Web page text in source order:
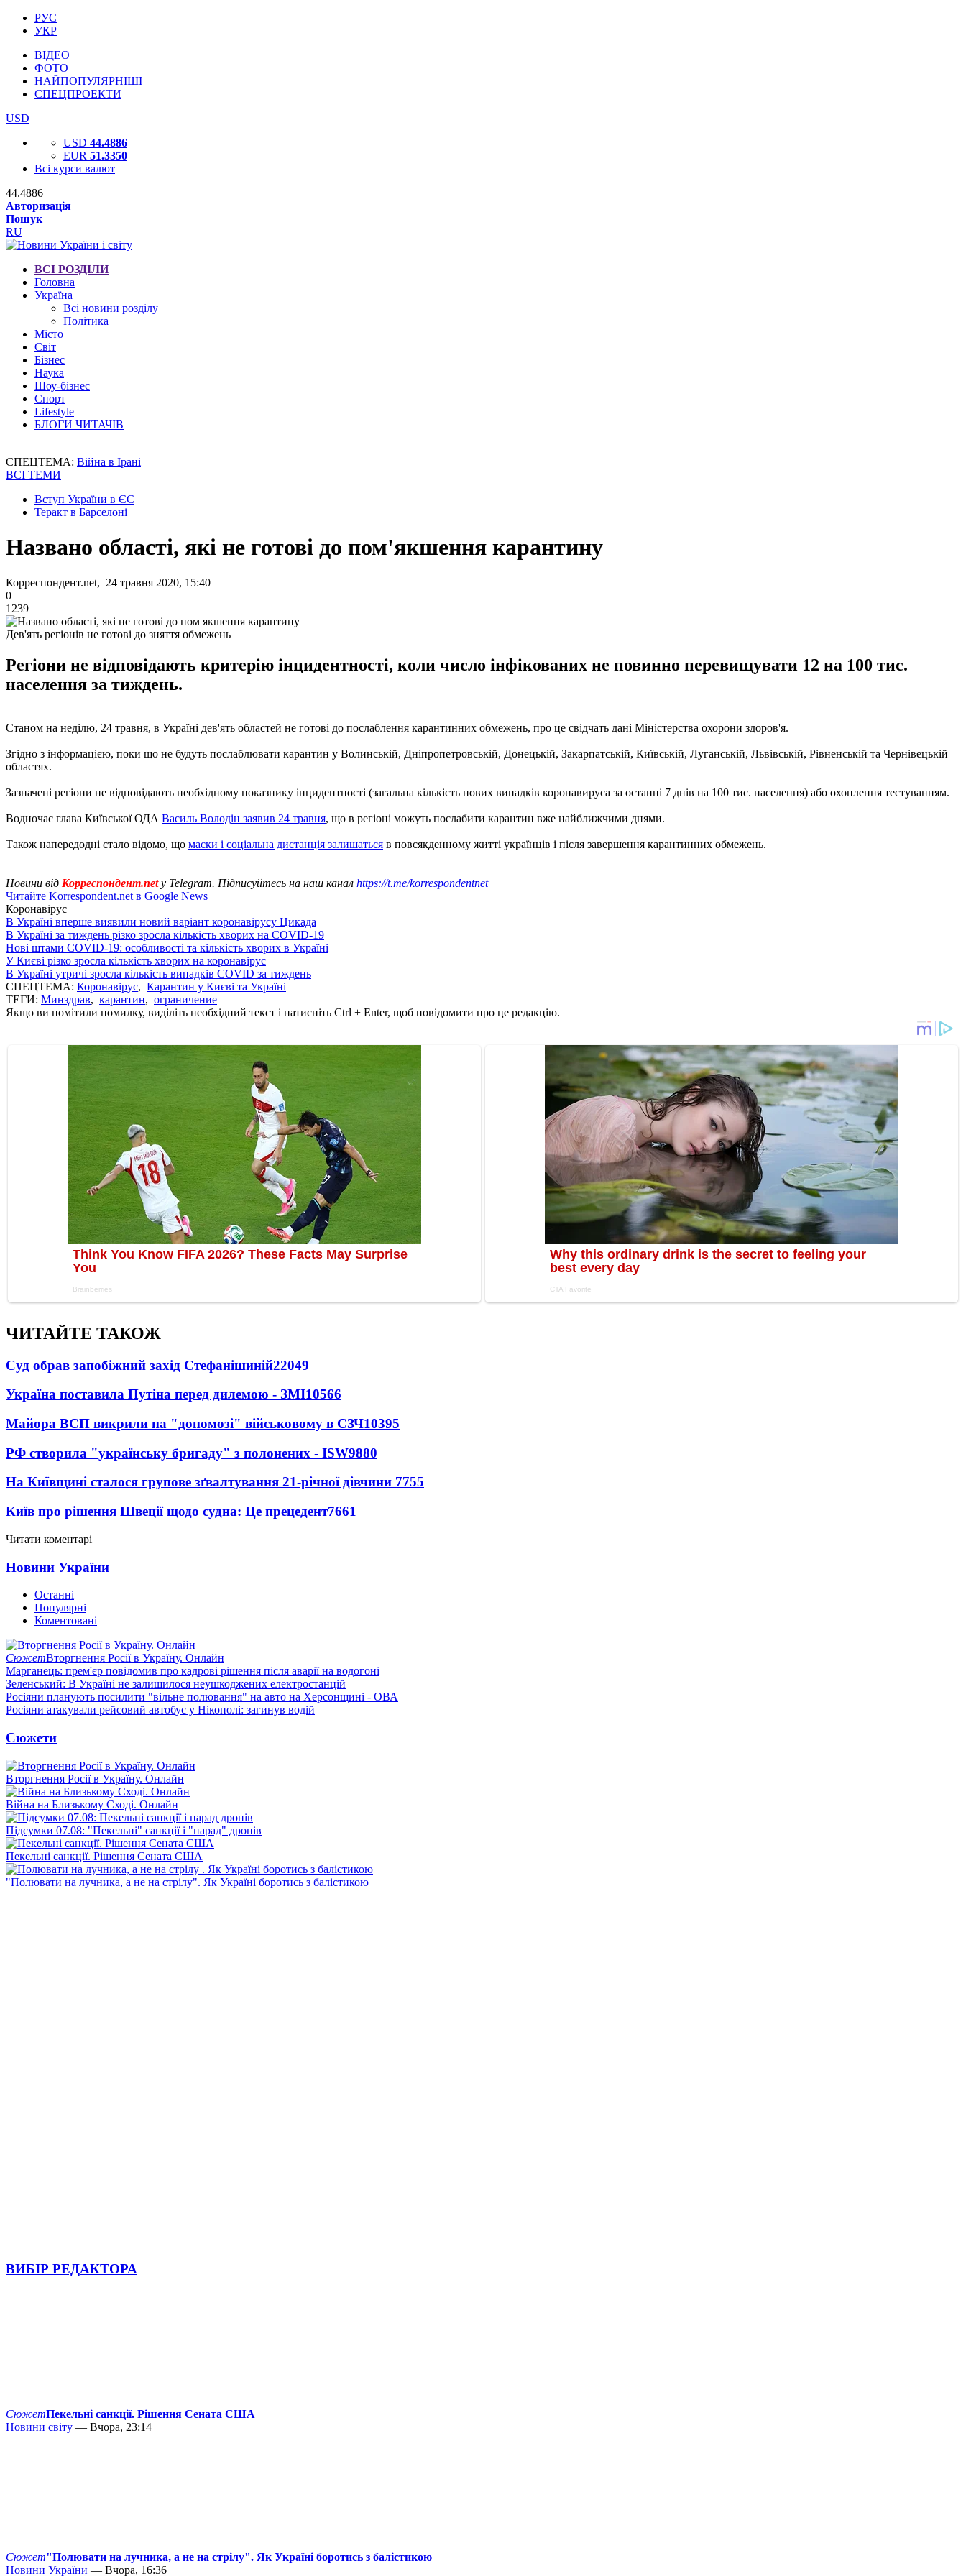
РУС
УКР
ВІДЕО
ФОТО
НАЙПОПУЛЯРНІШІ
СПЕЦПРОЕКТИ
USD
USD 44.4886
EUR 51.3350
Всі курси валют
44.4886
Авторизація
Пошук
RU
ВСІ РОЗДІЛИ
Головна
Україна
Всі новини розділу
Політика
Місто
Світ
Бізнес
Наука
Шоу-бізнес
Спорт
Lifestyle
БЛОГИ ЧИТАЧІВ
СПЕЦТЕМА: Війна в Ірані
ВСІ ТЕМИ
Вступ України в ЄС
Теракт в Барселоні
Названо області, які не готові до пом'якшення карантину
Корреспондент.net, 24 травня 2020, 15:40
0
1239
Дев'ять регіонів не готові до зняття обмежень
Регіони не відповідають критерію інцидентності, коли число інфікованих не повинно перевищувати 12 на 100 тис.
населення за тиждень.
Станом на неділю, 24 травня, в Україні дев'ять областей не готові до послаблення карантинних обмежень, про це свідчать дані Міністерства охорони здоров'я.
Згідно з інформацією, поки що не будуть послаблювати карантин у Волинській, Дніпропетровській, Донецькій, Закарпатській, Київській, Луганській, Львівській, Рівненській та Чернівецькій
областях.
Зазначені регіони не відповідають необхідному показнику інцидентності (загальна кількість нових випадків коронавируса за останні 7 днів на 100 тис. населення) або охоплення тестуванням.
Водночас глава Київської ОДА Василь Володін заявив 24 травня, що в регіоні можуть послабити карантин вже найближчими днями.
Також напередодні стало відомо, що маски і соціальна дистанція залишаться в повсякденному житті українців і після завершення карантинних обмежень.
Новини від Корреспондент.netу Telegram. Підписуйтесь на наш канал https://t.me/korrespondentnet
Читайте Korrespondent.net в Google News
Коронавірус
В Україні вперше виявили новий варіант коронавірусу Цикада
В Україні за тиждень різко зросла кількість хворих на COVID-19
Нові штами COVID-19: особливості та кількість хворих в Україні
У Києві різко зросла кількість хворих на коронавірус
В Україні утричі зросла кількість випадків COVID за тиждень
СПЕЦТЕМА: Коронавірус, Карантин у Києві та Україні
ТЕГИ: Минздрав, карантин, ограничение
Якщо ви помітили помилку, виділіть необхідний текст і натисніть Ctrl + Enter, щоб повідомити про це редакцію.
ЧИТАЙТЕ ТАКОЖ
Суд обрав запобіжний захід Стефанішиній22049
Україна поставила Путіна перед дилемою - ЗМІ10566
Майора ВСП викрили на "допомозі" військовому в СЗЧ10395
РФ створила "українську бригаду" з полонених - ISW9880
На Київщині сталося групове зґвалтування 21-річної дівчини 7755
Київ про рішення Швеції щодо судна: Це прецедент7661
Читати коментарі
Новини України
Останні
Популярні
Коментовані
СюжетВторгнення Росії в Україну. Онлайн
Марганець: прем'єр повідомив про кадрові рішення після аварії на водогоні
Зеленський: В Україні не залишилося неушкоджених електростанцій
Росіяни планують посилити "вільне полювання" на авто на Херсонщині - ОВА
Росіяни атакували рейсовий автобус у Нікополі: загинув водій
Сюжети
Вторгнення Росії в Україну. Онлайн
Війна на Близькому Сході. Онлайн
Підсумки 07.08: "Пекельні" санкції і "парад" дронів
Пекельні санкції. Рішення Сената США
"Полювати на лучника, а не на стрілу". Як Україні боротись з балістикою
ВИБІР РЕДАКТОРА
СюжетПекельні санкції. Рішення Сената США
Новини світу — Вчора, 23:14
Сюжет"Полювати на лучника, а не на стрілу". Як Україні боротись з балістикою
Новини України — Вчора, 16:36